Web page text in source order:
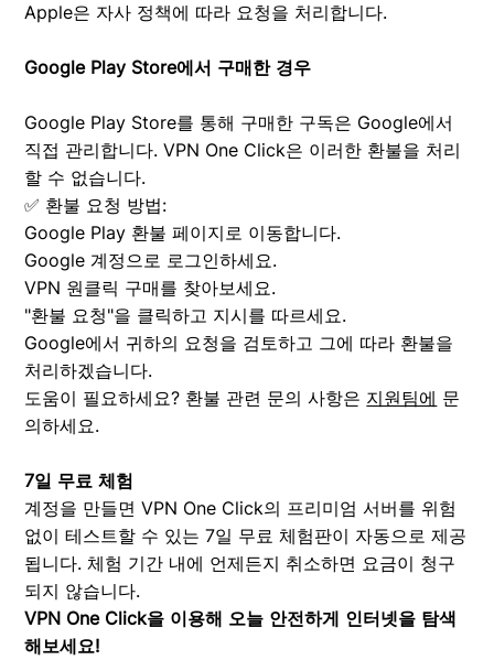
Apple은 자사 정책에 따라 요청을 처리합니다.
Google Play Store에서 구매한 경우
Google Play Store를 통해 구매한 구독은 Google에서
직접 관리합니다. VPN One Click은 이러한 환불을 처리
할 수 없습니다.
✅ 환불 요청 방법:
Google Play 환불 페이지로 이동합니다.
Google 계정으로 로그인하세요.
VPN 원클릭 구매를 찾아보세요.
"환불 요청"을 클릭하고 지시를 따르세요.
Google에서 귀하의 요청을 검토하고 그에 따라 환불을
처리하겠습니다.
도움이 필요하세요? 환불 관련 문의 사항은 지원팀에 문
의하세요.
7일 무료 체험
계정을 만들면 VPN One Click의 프리미엄 서버를 위험
없이 테스트할 수 있는 7일 무료 체험판이 자동으로 제공
됩니다. 체험 기간 내에 언제든지 취소하면 요금이 청구
되지 않습니다.
VPN One Click을 이용해 오늘 안전하게 인터넷을 탐색
해보세요!